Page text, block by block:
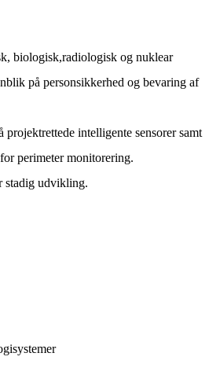
biologisk,radiologisk og nuklear
på personsikkerhed og bevaring af
projektrettede intelligente sensorer samt
perimeter monitorering.
stadig udvikling.